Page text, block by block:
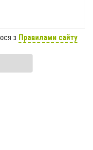
з Правилами сайту